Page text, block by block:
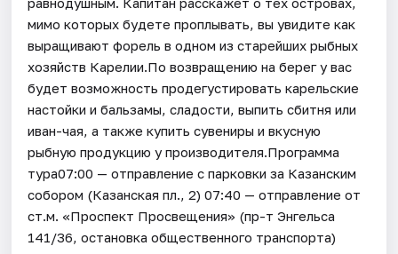
мимо которых будете проплывать, вы увидите как
выращивают форель в одном из старейших рыбных
хозяйств Карелии.По возвращению на берег у вас
будет возможность продегустировать карельские
настойки и бальзамы, сладости, выпить сбитня или
иван-чая, а также купить сувениры и вкусную
рыбную продукцию у производителя.Программа
тура07:00 — отправление с парковки за Казанским
собором (Казанская пл., 2) 07:40 — отправление от
ст.м. «Проспект Просвещения» (пр-т Энгельса
141/36, остановка общественного транспорта)